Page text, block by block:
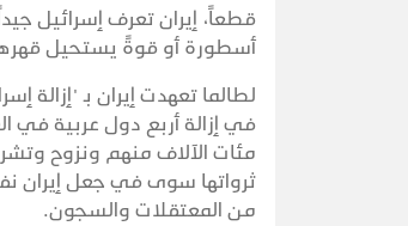
قطعاً، إيران تعرف إسرائيل
أسطورة أو قوةً يستحيل
في إزالة أربع دول عربية في
مئات الآلاف منهم ونزوح
ثرواتها سوى في جعل إيران
من المعتقلات والسجون.